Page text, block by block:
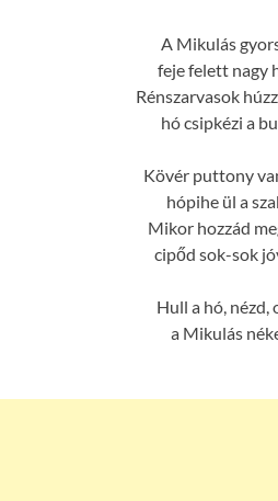
A Mikulás
feje felett nagy
Rénszarvasok
hó csipkézi a
Kövér puttony
hópihe ül a
Mikor hozzád
cipőd sok-sok
Hull a hó, nézd,
a Mikulás